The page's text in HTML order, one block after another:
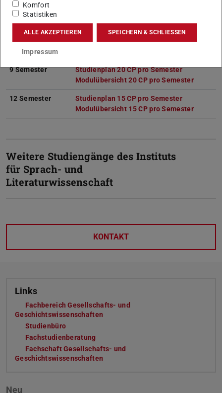
Empfohlene Teilzeitstudienpläne
9 Semester Studienplan 20 CP pro Semester(PDF-Datei)
(wird in
Modulübersicht 20 CP pro Semester(PDF-
(wird in
12 Semester Studienplan 15 CP pro Semester(PDF-Datei)
(wird in
Modulübersicht 15 CP pro Semester(PDF-
(wird in
Weitere Studiengänge des Instituts
für Sprach- und
Literaturwissenschaft
KONTAKT
Links
Fachbereich Gesellschafts- und
Geschichtswissenschaften
Studienbüro
Fachstudienberatung
Fachschaft Gesellschafts- und
Geschichtswissenschaften
Neu
Komfort
Statistiken
ALLE AKZEPTIEREN SPEICHERN & SCHLIESSEN
Impressum